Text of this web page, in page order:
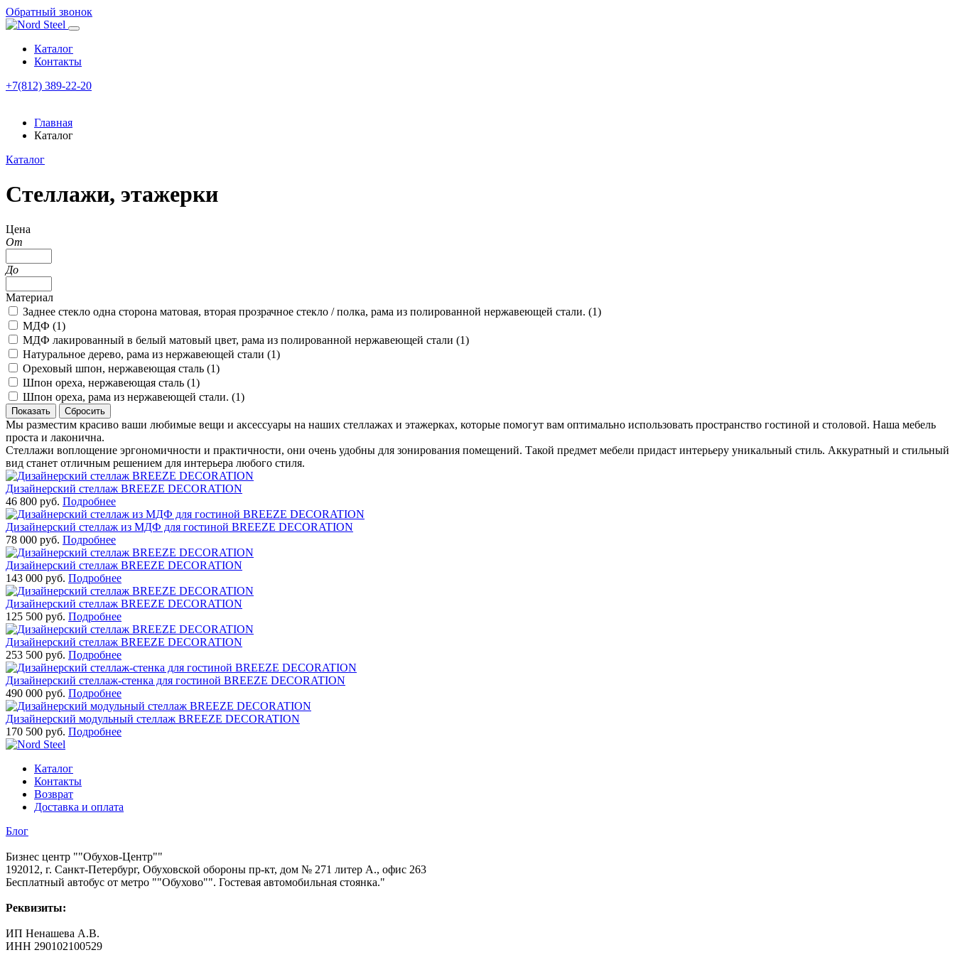
Обратный звонок
Каталог
Контакты
+7(812) 389-22-20
Главная
Каталог
Каталог
Стеллажи, этажерки
Цена
От
До
Материал
Заднее стекло одна сторона матовая, вторая прозрачное стекло / полка, рама из полированной нержавеющей стали. (1)
МДФ (1)
МДФ лакированный в белый матовый цвет, рама из полированной нержавеющей стали (1)
Натуральное дерево, рама из нержавеющей стали (1)
Ореховый шпон, нержавеющая сталь (1)
Шпон ореха, нержавеющая сталь (1)
Шпон ореха, рама из нержавеющей стали. (1)
Мы разместим красиво ваши любимые вещи и аксессуары на наших стеллажах и этажерках, которые помогут вам оптимально использовать пространство гостиной и столовой. Наша мебель
проста и лаконична.
Стеллажи воплощение эргономичности и практичности, они очень удобны для зонирования помещений. Такой предмет мебели придаст интерьеру уникальный стиль. Аккуратный и стильный
вид станет отличным решением для интерьера любого стиля.
Дизайнерский стеллаж BREEZE DECORATION
46 800 руб. Подробнее
Дизайнерский стеллаж из МДФ для гостиной BREEZE DECORATION
78 000 руб. Подробнее
Дизайнерский стеллаж BREEZE DECORATION
143 000 руб. Подробнее
Дизайнерский стеллаж BREEZE DECORATION
125 500 руб. Подробнее
Дизайнерский стеллаж BREEZE DECORATION
253 500 руб. Подробнее
Дизайнерский стеллаж-стенка для гостиной BREEZE DECORATION
490 000 руб. Подробнее
Дизайнерский модульный стеллаж BREEZE DECORATION
170 500 руб. Подробнее
Каталог
Контакты
Возврат
Доставка и оплата
Блог
Бизнес центр ""Обухов-Центр""
192012, г. Санкт-Петербург, Обуховской обороны пр-кт, дом № 271 литер А., офис 263
Бесплатный автобус от метро ""Обухово"". Гостевая автомобильная стоянка."
Реквизиты:
ИП Ненашева А.В.
ИНН 290102100529